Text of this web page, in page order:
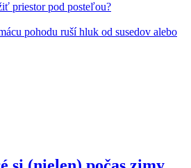
priestor pod posteľou?
pohodu ruší hluk od susedov alebo